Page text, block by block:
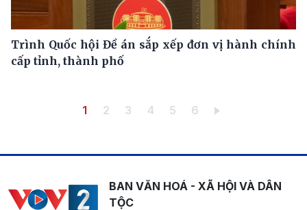
Trình Quốc hội Đề án sắp xếp đơn vị hành chính
cấp tỉnh, thành phố
PaginationTrang hiện thời
1 Trang
2 Trang
3 Trang
4 Trang
5 Trang
6
BAN VĂN HOÁ - XÃ HỘI VÀ DÂN
TỘC